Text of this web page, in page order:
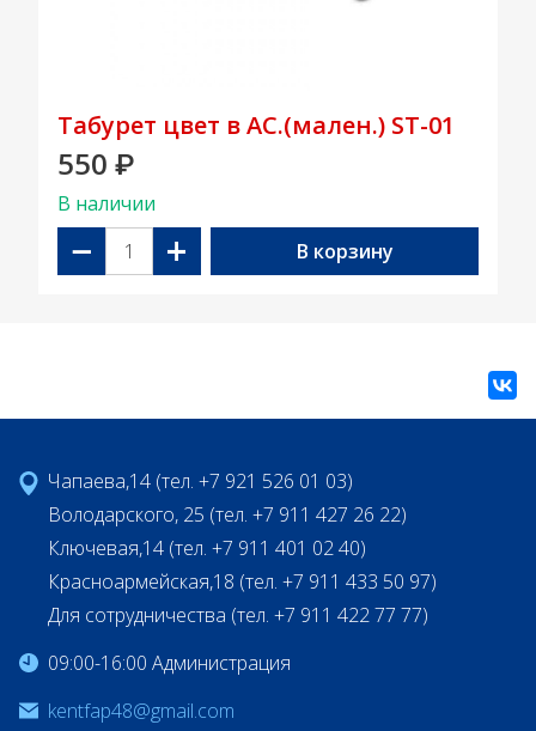
Табурет цвет в АС.(мален.) ST-01
550 ₽
В наличии
− + В корзину
Чапаева,14 (тел. +7 921 526 01 03)
Володарского, 25 (тел. +7 911 427 26 22)
Ключевая,14 (тел. +7 911 401 02 40)
Красноармейская,18 (тел. +7 911 433 50 97)
Для сотрудничества (тел. +7 911 422 77 77)
09:00-16:00 Администрация
kentfap48@gmail.com